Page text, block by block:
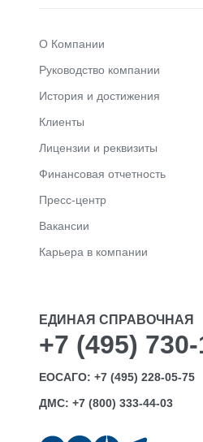
О Компании
Руководство компании
История и достижения
Клиенты
Лицензии и реквизиты
Финансовая отчетность
Пресс-центр
Вакансии
Карьера в компании
ЕДИНАЯ СПРАВОЧНАЯ
+7 (495)
ЕОСАГО: +7 (495) 228-05-75
ДМС: +7 (800) 333-44-03